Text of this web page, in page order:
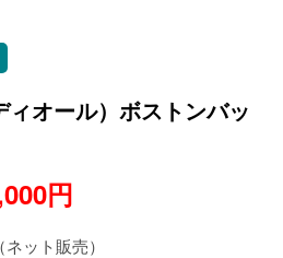
オール）ボストンバッ
円
ット販売）